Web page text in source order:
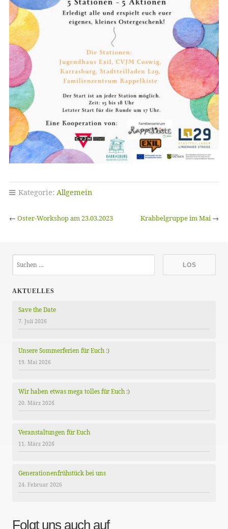
Kategorie: Allgemein
← Oster-Workshop am 23.03.2023 Krabbelgruppe im Mai →
AKTUELLES
Save the Date
7. Juli 2026
Unsere Sommerferien für Euch :)
19. Mai 2026
Wir haben etwas mega tolles für Euch :)
20. März 2026
Veranstaltungen für Euch
11. März 2026
Generationenfrühstück bei uns
24. Februar 2026
Folgt uns auch auf